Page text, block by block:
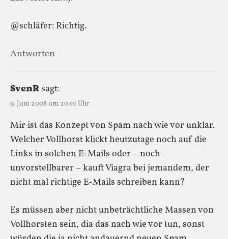
@schläfer: Richtig.
Antworten
SvenRsagt:
9. Juni 2008 um 20:01 Uhr
Mir ist das Konzept von Spam nach wie vor unklar.
Welcher Vollhorst klickt heutzutage noch auf die
Links in solchen E-Mails oder – noch
unvorstellbarer – kauft Viagra bei jemandem, der
nicht mal richtige E-Mails schreiben kann?
Es müssen aber nicht unbeträchtliche Massen von
Vollhorsten sein, dia das nach wie vor tun, sonst